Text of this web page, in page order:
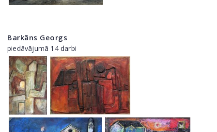
Barkāns Georgs
piedāvājumā 14 darbi